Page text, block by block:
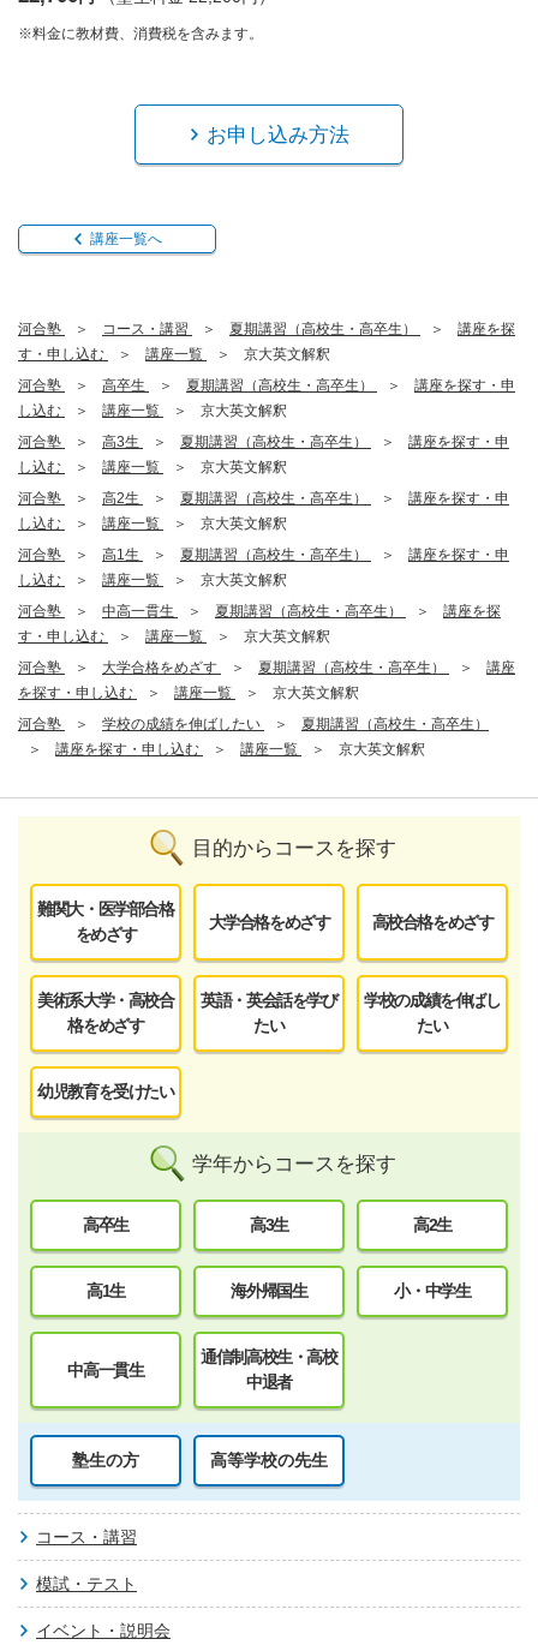
※料金に教材費、消費税を含みます。
お申し込み方法
講座一覧へ
河合塾 コース・講習 夏期講習（高校生・高卒生）
講座を探
す・申し込む
講座一覧
京大英文解釈
河合塾
高卒生 夏期講習（高校生・高卒生）
講座を探す・申
し込む
講座一覧
京大英文解釈
河合塾
高3生 夏期講習（高校生・高卒生）
講座を探す・申
し込む
講座一覧
京大英文解釈
河合塾
高2生 夏期講習（高校生・高卒生）
講座を探す・申
し込む
講座一覧
京大英文解釈
河合塾
高1生 夏期講習（高校生・高卒生）
講座を探す・申
し込む
講座一覧
京大英文解釈
河合塾
中高一貫生 夏期講習（高校生・高卒生）
講座を探
す・申し込む
講座一覧
京大英文解釈
河合塾
大学合格をめざす 夏期講習（高校生・高卒生）
講座
を探す・申し込む
講座一覧
京大英文解釈
河合塾
学校の成績を伸ばしたい
夏期講習（高校生・高卒生）
講座を探す・申し込む
講座一覧 京大英文解釈
目的からコースを探す
難関大・医学部合格
をめざす
大学合格をめざす 高校合格をめざす
美術系大学・高校合
格をめざす
英語・英会話を学び
たい
学校の成績を伸ばし
たい
幼児教育を受けたい
学年からコースを探す
高卒生 高3生 高2生
高1生 海外帰国生 小・中学生
中高一貫生
通信制高校生・高校
中退者
塾生の方 高等学校の先生
コース・講習
模試・テスト
イベント・説明会